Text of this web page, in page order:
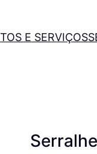
E SERVIÇOS